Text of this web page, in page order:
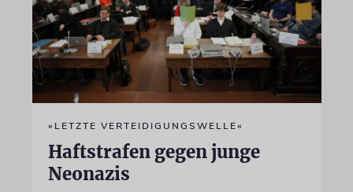
»LETZTE VERTEIDIGUNGSWELLE«
Haftstrafen gegen junge
Neonazis